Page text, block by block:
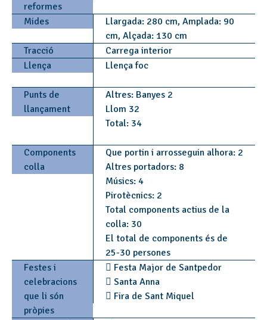
reformes
Mides
Llargada: 280 cm, Amplada: 90
cm, Alçada: 130 cm
Tracció
Carrega interior
Llença
Llença foc
Punts de
llançament
Altres: Banyes 2
Llom 32
Total: 34
Components
colla
Que portin i arrosseguin alhora: 2
Altres portadors: 8
Músics: 4
Pirotècnics: 2
Total components actius de la
colla: 30
El total de components és de
25-30 persones
Festes i
celebracions
que li són
pròpies
 Festa Major de Santpedor
 Santa Anna
 Fira de Sant Miquel